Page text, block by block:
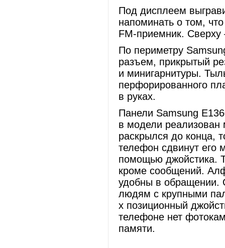
Под дисплеем
напоминать о том,
FM-приемник.
По периметру
разъем, прикрытый
и минигарнитуры.
перфорированного
в руках.
Панели Samsung
в модели реализован
раскрылся до конца,
телефон сдвинут его
помощью джойстика.
кроме сообщений.
удобны в обращении.
людям с крупными
х позиционный
телефоне нет
памяти.